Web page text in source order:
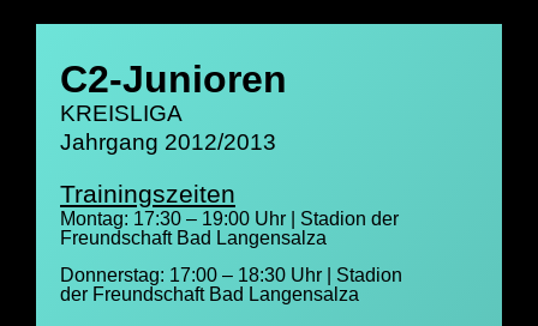
C2-Junioren
KREISLIGA
Jahrgang 2012/2013
Trainingszeiten
Montag: 17:30 – 19:00 Uhr | Stadion der
Freundschaft Bad Langensalza
Donnerstag: 17:00 – 18:30 Uhr | Stadion
der Freundschaft Bad Langensalza